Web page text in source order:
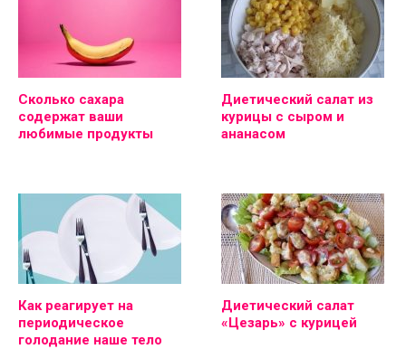
Сколько сахара
содержат ваши
любимые продукты
Диетический салат из
курицы с сыром и
ананасом
Как реагирует на
периодическое
голодание наше тело
Диетический салат
«Цезарь» с курицей